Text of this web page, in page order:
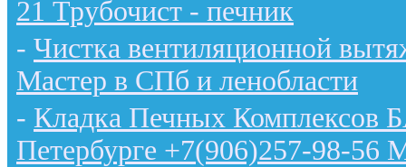
21 Трубочист - печник
- Чистка вентиляционной
Мастер в СПб и ленобласти
- Кладка Печных Комплексов
Петербурге +7(906)257-98-56